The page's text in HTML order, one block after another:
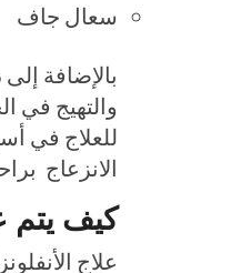
سعال جاف
بالإضافة
والتهيج في
للعلاج في
الانزعاج
كيف يتم
علاج